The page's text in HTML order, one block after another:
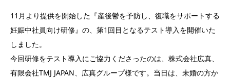
11月より提供を開始した『産後鬱を予防し、復職をサポートする
妊娠中社員向け研修』の、第1回目となるテスト導入を開催いた
しました。
今回研修をテスト導入にご協力くださったのは、株式会社広真、
有限会社TMJ JAPAN、広真グループ様です。当日は、未婚の方か